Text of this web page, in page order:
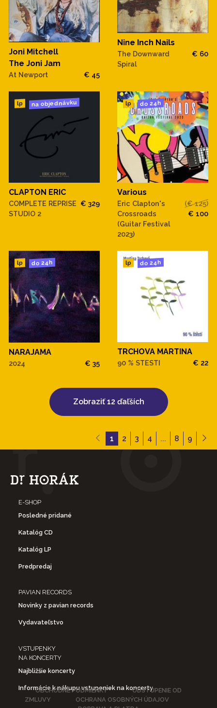
Joni Mitchell
The Joni Jam
At Newport € 45
Nine Inch Nails
The Downward
Spiral
€ 60
lp na objednávku
CLAPTON ERIC
COMPLETE REPRISE
STUDIO 2
€ 329
lp do 24h
Various
Eric Clapton's
Crossroads
(Guitar Festival
2023)
(€ 125)
€ 100
lp do 24h
NARAJAMA
2024 € 35
lp do 24h
TRCHOVA MARTINA
90 % STESTI € 22
Zobraziť 12 ďaľších
1 2 3 4 ... 8 9
E-SHOP
Posledné pridané
Katalóg CD
Katalóg LP
Predpredaj
PAVIAN RECORDS
Novinky z pavian records
Vydavateľstvo
VSTUPENKY
NA KONCERTY
Najbližšie koncerty
Informácie k nákupu vstupeniek na koncerty
OBCHODNÉ PODMIENKY
ODSTÚPENIE OD
ZMLUVY
OCHRANA OSOBNÝCH ÚDAJOV